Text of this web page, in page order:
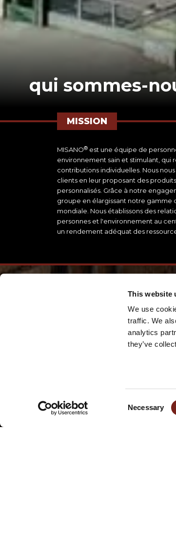
This website
We use
traffic. We
analytics
they’ve
Necessary
qui sommes-
MISSION
MISANO® est une équipe de
environnement sain et stimulant, qui
contributions individuelles. Nous
clients en leur proposant des
personnalisés. Grâce à notre
groupe en élargissant notre
mondiale. Nous établissons des
personnes et l'environnement au
un rendement adéquat des